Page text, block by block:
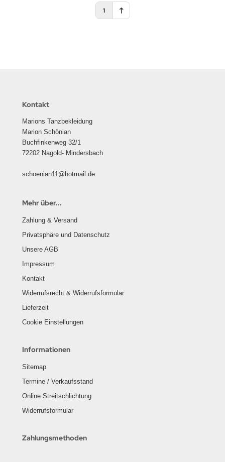
1
Kontakt
Marions Tanzbekleidung
Marion Schönian
Buchfinkenweg 32/1
72202 Nagold- Mindersbach
schoenian11@hotmail.de
Mehr über...
Zahlung & Versand
Privatsphäre und Datenschutz
Unsere AGB
Impressum
Kontakt
Widerrufsrecht & Widerrufsformular
Lieferzeit
Cookie Einstellungen
Informationen
Sitemap
Termine / Verkaufsstand
Online Streitschlichtung
Widerrufsformular
Zahlungsmethoden